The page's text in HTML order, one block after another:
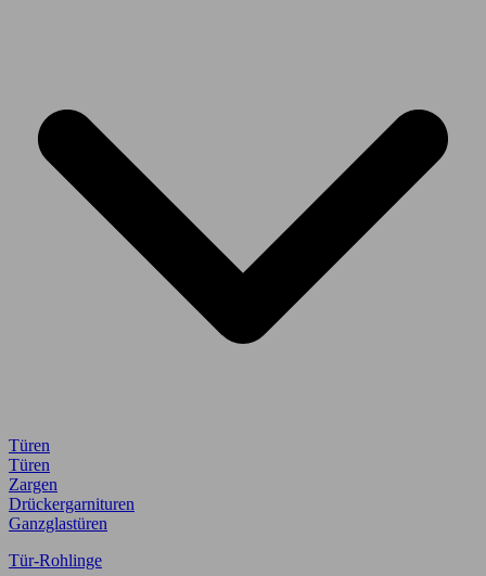
Türen
Türen
Zargen
Drückergarnituren
Ganzglastüren
Tür-Rohlinge